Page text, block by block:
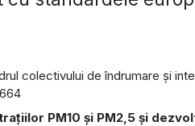
colectivului de îndrumare și
PM10 şi PM2,5 şi